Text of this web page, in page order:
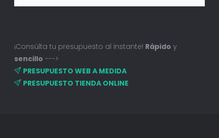
¡Consúlta tu presupuesto al instante! Rápido y
sencillo --->
PRESUPUESTO WEB A MEDIDA
PRESUPUESTO TIENDA ONLINE